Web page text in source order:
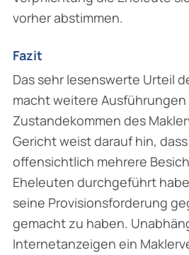
vorher abstimmen.
Fazit
Das sehr lesenswerte Urteil
macht weitere Ausführungen
Zustandekommen des
Gericht weist darauf hin,
offensichtlich mehrere
Eheleuten durchgeführt
seine Provisionsforderung
gemacht zu haben.
Internetanzeigen ein